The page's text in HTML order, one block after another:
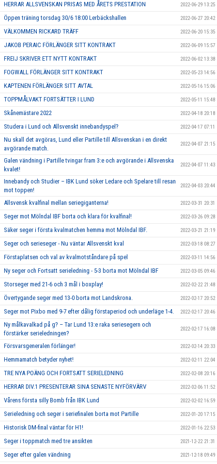
HERRAR ALLSVENSKAN PRISAS MED ÅRETS PRESTATION 2022-06-29 13:25
Öppen träning torsdag 30/6 18:00 Lerbäckshallen 2022-06-27 20:42
VÄLKOMMEN RICKARD TRÄFF 2022-06-20 15:35
JAKOB PERAIC FÖRLÄNGER SITT KONTRAKT 2022-06-09 15:57
FREIJ SKRIVER ETT NYTT KONTRAKT 2022-06-02 13:38
FOGWALL FÖRLÄNGER SITT KONTRAKT 2022-05-23 14:56
KAPTENEN FÖRLÄNGER SITT AVTAL 2022-05-16 15:06
TOPPMÅLVAKT FORTSÄTTER I LUND 2022-05-11 15:48
Skånemästare 2022 2022-04-18 20:18
Studera i Lund och Allsvenskt innebandyspel? 2022-04-17 07:11
Nu skall det avgöras, Lund eller Partille till Allsvenskan i en direkt
avgörande match.
2022-04-07 21:15
Galen vändning i Partille tvingar fram 3:e och avgörande i Allsvenska
kvalet!
2022-04-07 11:43
Innebandy och Studier – IBK Lund söker Ledare och Spelare till resan
mot toppen!
2022-04-03 20:44
Allsvensk kvalfinal mellan seriegiganterna! 2022-03-31 20:31
Seger mot Mölndal IBF borta och klara för kvalfinal! 2022-03-26 09:28
Säker seger i första kvalmatchen hemma mot Mölndal IBF. 2022-03-21 21:19
Seger och serieseger - Nu väntar Allsvenskt kval 2022-03-18 08:27
Förstaplatsen och val av kvalmotståndare på spel 2022-03-11 14:56
Ny seger och Fortsatt serieledning - 5-3 borta mot Mölndal IBF 2022-03-05 09:46
Storseger med 21-6 och 3 mål i boxplay! 2022-02-22 21:48
Övertygande seger med 13-0 borta mot Landskrona. 2022-02-17 20:52
Seger mot Pixbo med 9-7 efter dålig förstaperiod och underläge 1-4. 2022-02-17 20:46
Ny målkavalkad på g? – Tar Lund 13:e raka seriesegern och
förstärker serieledningen?
2022-02-17 16:08
Försvarsgeneralen förlänger! 2022-02-14 20:33
Hemmamatch betyder nyhet! 2022-02-11 22:04
TRE NYA POÄNG OCH FORTSATT SERIELEDNING 2022-02-08 20:16
HERRAR DIV.1 PRESENTERAR SINA SENASTE NYFÖRVÄRV 2022-02-06 11:52
Vårens första silly Bomb från IBK Lund 2022-02-02 16:59
Serieledning och seger i seriefinalen borta mot Partille 2022-01-20 17:15
Historisk DM-final väntar för H1! 2022-01-16 22:53
Seger i toppmatch med tre ansikten 2021-12-22 21:31
Seger efter galen vändning 2021-12-18 09:49